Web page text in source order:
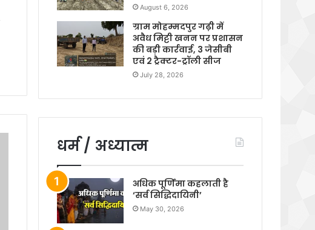
August 6, 2026
ग्राम मोहम्मदपुर गढ़ी में
अवैध मिट्टी खनन पर प्रशासन
की बड़ी कार्रवाई, 3 जेसीबी
एवं 2 ट्रैक्टर-ट्रॉली सीज
July 28, 2026
धर्म / अध्यात्म
अधिक पूर्णिमा कहलाती है
‘सर्व सिद्धिदायिनी’
May 30, 2026